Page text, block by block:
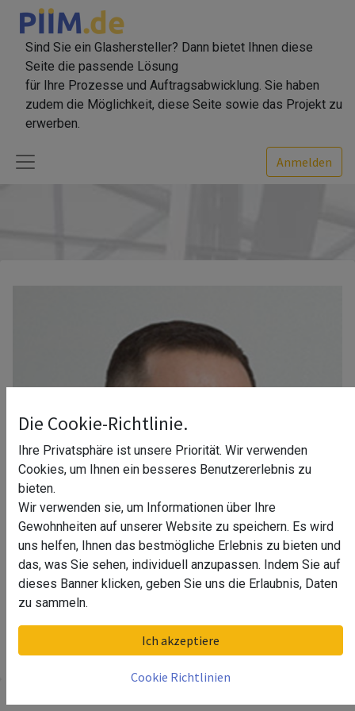
Sind Sie ein Glashersteller? Dann bietet Ihnen diese
Seite die passende Lösung
für Ihre Prozesse und Auftragsabwicklung. Sie haben
zudem die Möglichkeit, diese Seite sowie das Projekt zu
erwerben.
Anmelden
Ihr Berater in Leipzig
Die Cookie-Richtlinie.
Ihre Privatsphäre ist unsere Priorität. Wir verwenden
Cookies, um Ihnen ein besseres Benutzererlebnis zu
bieten.
Wir verwenden sie, um Informationen über Ihre
Gewohnheiten auf unserer Website zu speichern. Es wird
uns helfen, Ihnen das bestmögliche Erlebnis zu bieten und
das, was Sie sehen, individuell anzupassen. Indem Sie auf
dieses Banner klicken, geben Sie uns die Erlaubnis, Daten
zu sammeln.
Ich akzeptiere
Cookie Richtlinien